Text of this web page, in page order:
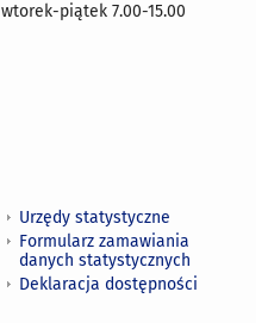
wtorek-piątek 7.00-15.00
Urzędy statystyczne
Formularz zamawiania
danych statystycznych
Deklaracja dostępności